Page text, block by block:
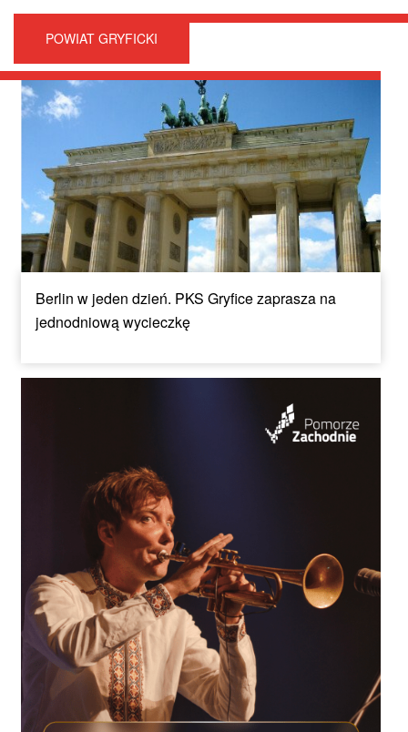
POWIAT GRYFICKI
Berlin w jeden dzień. PKS Gryfice zaprasza na
jednodniową wycieczkę